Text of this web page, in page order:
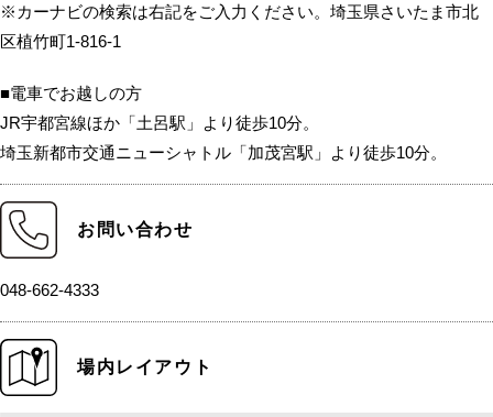
※カーナビの検索は右記をご入力ください。埼玉県さいたま市北
区植竹町1-816-1
■電車でお越しの方
JR宇都宮線ほか「土呂駅」より徒歩10分。
埼玉新都市交通ニューシャトル「加茂宮駅」より徒歩10分。
お問い合わせ
048-662-4333
場内レイアウト